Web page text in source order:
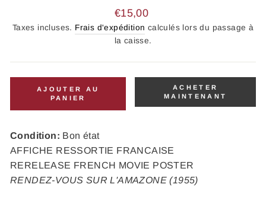
Prix
régulier
€15,00
Taxes incluses. Frais d'expédition calculés lors du passage à
la caisse.
AJOUTER AU
PANIER
ACHETER
MAINTENANT
Condition: Bon état
AFFICHE RESSORTIE FRANCAISE
RERELEASE FRENCH MOVIE POSTER
RENDEZ-VOUS SUR L'AMAZONE (1955)